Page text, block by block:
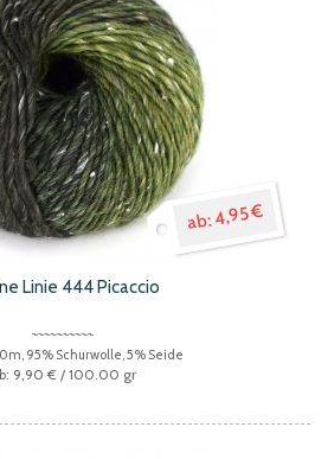
4,95 €
Linie 444 Picaccio
95% Schurwolle, 5% Seide
9,90 € / 100.00 gr